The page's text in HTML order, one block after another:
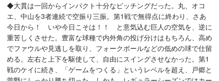
◆大貫は一回からインパクト十分なピッチングだった。丸、オコ
エ、中山を3者連続で空振り三振。第1戦で無得点に終わり、さあ
今日から！ いや今日こそは！！ と意気込む巨人の空気を、逆に
重苦しくさせた。豊富な球種で内外角の投げ分けはもちろん、高め
でファウルや見逃しを取り、フォークボールなどの低めの球で仕留
める。左右と上下を駆使して、自由にスイングさせなかった。第1
戦のケイに続き、「ゲームをつくる」というレベルを超え、戸郷と